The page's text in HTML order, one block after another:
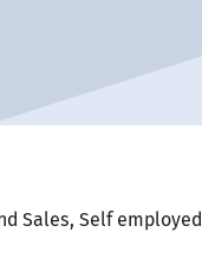
Sales, Self